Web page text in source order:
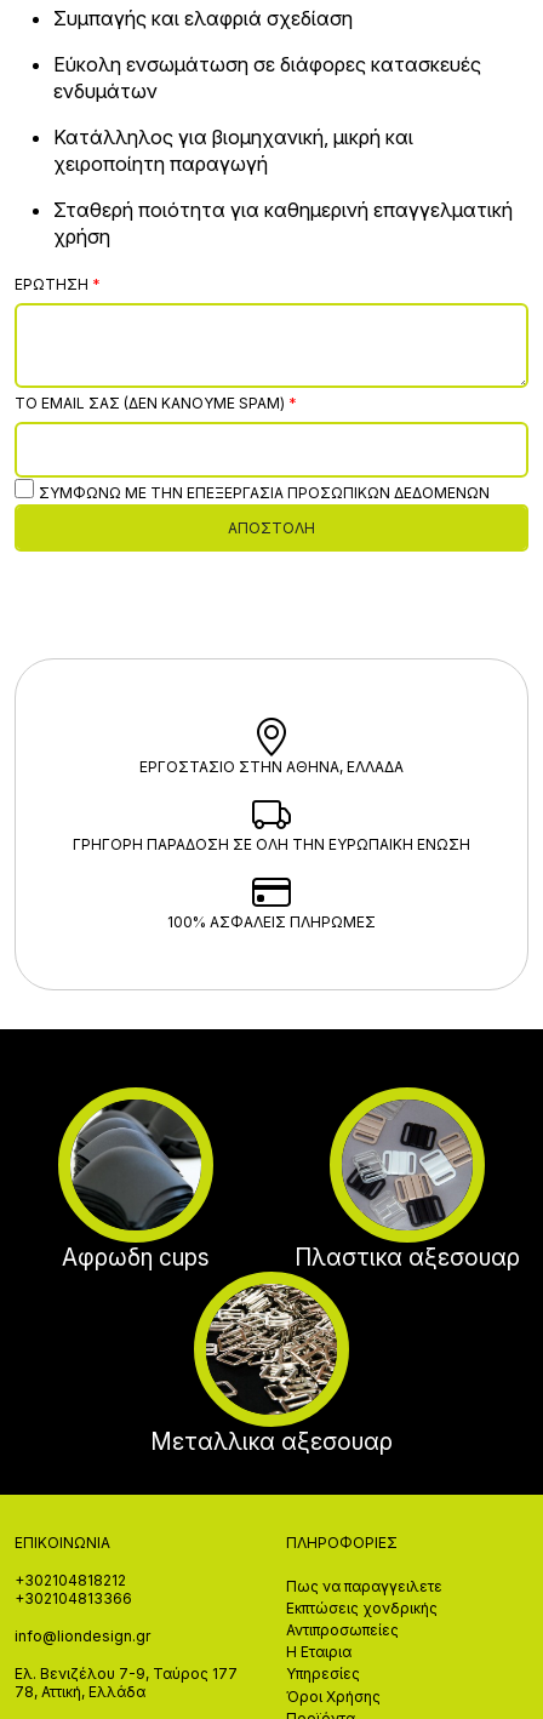
Συμπαγής και ελαφριά σχεδίαση
Εύκολη ενσωμάτωση σε διάφορες κατασκευές
ενδυμάτων
Κατάλληλος για βιομηχανική, μικρή και
χειροποίητη παραγωγή
Σταθερή ποιότητα για καθημερινή επαγγελματική
χρήση
ΕΡΏΤΗΣΗ
ΤΟ EMAIL ΣΑΣ (ΔΕΝ ΚΆΝΟΥΜΕ SPAM)
ΣΥΜΦΩΝΏ ΜΕ ΤΗΝ ΕΠΕΞΕΡΓΑΣΊΑ ΠΡΟΣΩΠΙΚΏΝ ΔΕΔΟΜΈΝΩΝ
ΑΠΟΣΤΟΛΉ
ΕΡΓΟΣΤΑΣΙΟ ΣΤΗΝ ΑΘΗΝΑ, ΕΛΛΑΔΑ
ΓΡΗΓΟΡΗ ΠΑΡΑΔΟΣΗ ΣΕ ΟΛΗ ΤΗΝ ΕΥΡΩΠΑΙΚΗ ΕΝΩΣΗ
100% ΑΣΦΑΛΕΊΣ ΠΛΗΡΩΜΈΣ
Αφρωδη cups Πλαστικα αξεσουαρ
Μεταλλικα αξεσουαρ
ΕΠΙΚΟΙΝΩΝΊΑ
+302104818212
+302104813366
info@liondesign.gr
Ελ. Βενιζέλου 7-9, Ταύρος 177
78, Αττική, Ελλάδα
ΠΛΗΡΟΦΟΡΊΕΣ
Πως να παραγγειλετε
Εκπτώσεις χονδρικής
Αντιπροσωπείες
Η Εταιρια
Υπηρεσίες
Όροι Χρήσης